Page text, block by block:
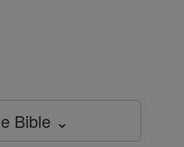
Bible ⌄